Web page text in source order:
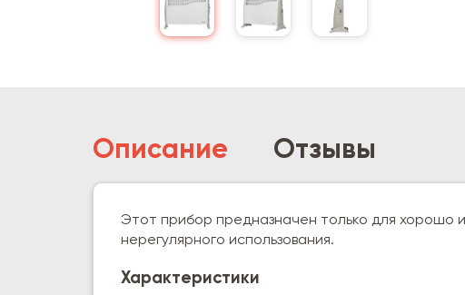
Описание Отзывы
Этот прибор предназначен только для хорошо
нерегулярного использования.
Характеристики